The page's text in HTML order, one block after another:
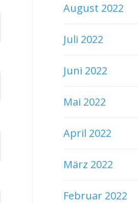
August 2022
Juli 2022
Juni 2022
Mai 2022
April 2022
März 2022
Februar 2022